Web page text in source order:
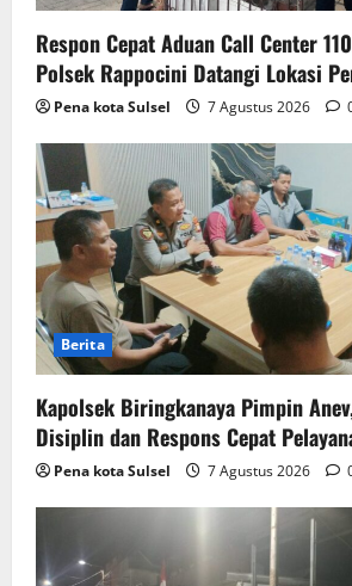
Respon Cepat Aduan Call Center
Polsek Rappocini Datangi Lokasi
Pena kota Sulsel 7 Agustus 2026
Berita
Kapolsek Biringkanaya Pimpin
Disiplin dan Respons Cepat
Pena kota Sulsel 7 Agustus 2026